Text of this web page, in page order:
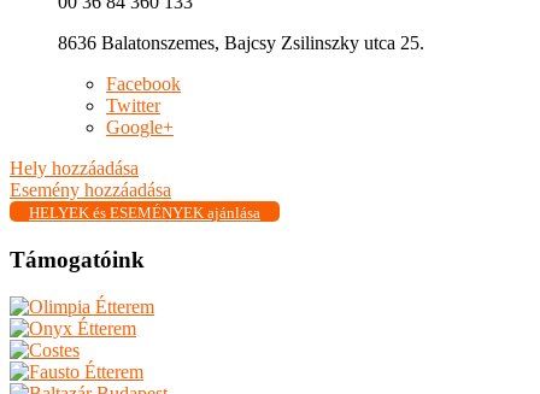
8636 Balatonszemes, Bajcsy Zsilinszky utca 25.
Facebook
Twitter
Google+
Hely hozzáadása
Esemény hozzáadása
HELYEK és ESEMÉNYEK ajánlása
Támogatóink